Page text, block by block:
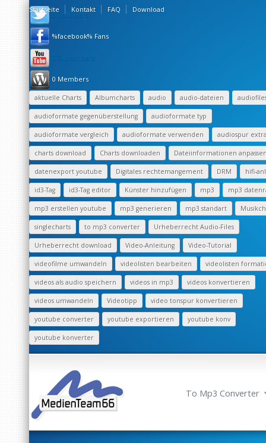
Startseite Kontakt FAQ Download
0 Followers
%facebook% Fans
0 Subscribers
0 Members
aktuelle Charts Albumcharts audio audio-dateien
audioformate gegenüberstellung audioformate typ
audioformate vergleich audioformate verwenden audiospur
charts download Charts downloaden Dateiinformationen
datenexport youtube Digitales rechtemangement DRM hifi-
id3-Tag id3-Tag editor Künster hinzufügen mp3 mp3
mp3 erstellen youtube mp3 generieren mp3 standart
singlecharts to mp3 converter Urheberrecht Audio-Files
Urheberrecht download Video-Anleitung Video-Tutorial
videofilme umwandeln videolisten bearbeiten videolisten
videos als audio speichern videos in mp3 videos konvertieren
videos umwandeln Videotipp video tonspur konvertieren
youtube converter youtube exportieren youtube konv
youtube konverter
To Mp3 Converter